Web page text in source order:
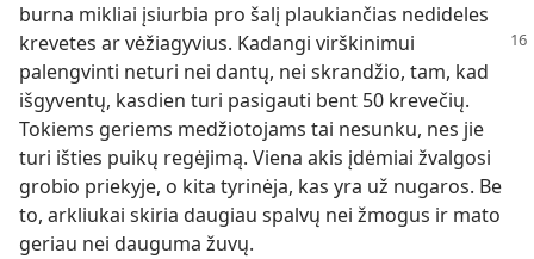
burna mikliai įsiurbia pro šalį plaukiančias nedideles
krevetes ar vėžiagyvius. Kadangi virškinimui
palengvinti neturi nei dantų, nei skrandžio, tam, kad
išgyventų, kasdien turi pasigauti bent 50 krevečių.
Tokiems geriems medžiotojams tai nesunku, nes jie
turi išties puikų regėjimą. Viena akis įdėmiai žvalgosi
grobio priekyje, o kita tyrinėja, kas yra už nugaros. Be
to, arkliukai skiria daugiau spalvų nei žmogus ir mato
geriau nei dauguma žuvų.